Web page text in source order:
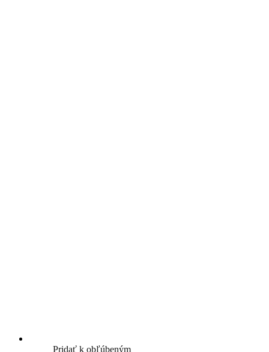
Pridať k obľúbeným